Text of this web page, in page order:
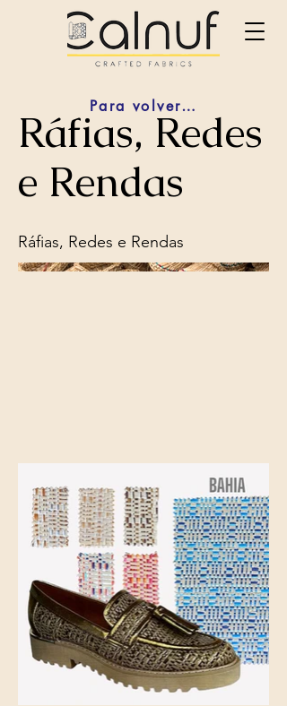
Para volver atras
Ráfias, Redes
e Rendas
Ráfias, Redes e Rendas